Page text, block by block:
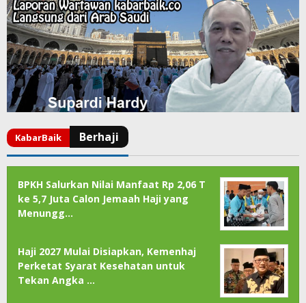
BPKH Salurkan Nilai Manfaat Rp 2,06 T
ke 5,7 Juta Calon Jemaah Haji yang
Menungg…
Haji 2027 Mulai Disiapkan, Kemenhaj
Perketat Syarat Kesehatan untuk
Tekan Angka …